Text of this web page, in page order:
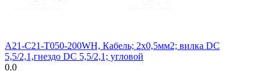
A21-C21-T050-200WH, Кабель; 2x0,5мм2; вилка DC
5,5/2,1,гнездо DC 5,5/2,1; угловой
0.0